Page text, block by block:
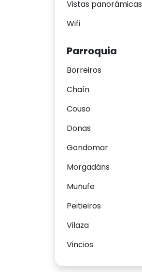
Vistas panorámicas
Wifi
Parroquia
Borreiros
Chaín
Couso
Donas
Gondomar
Morgadáns
Muñufe
Peitieiros
Vilaza
Vincios